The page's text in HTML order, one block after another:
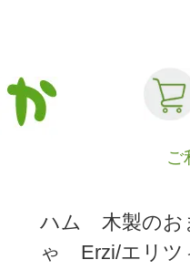
ご
ハム 木製のお
ゃ Erzi/エリツ